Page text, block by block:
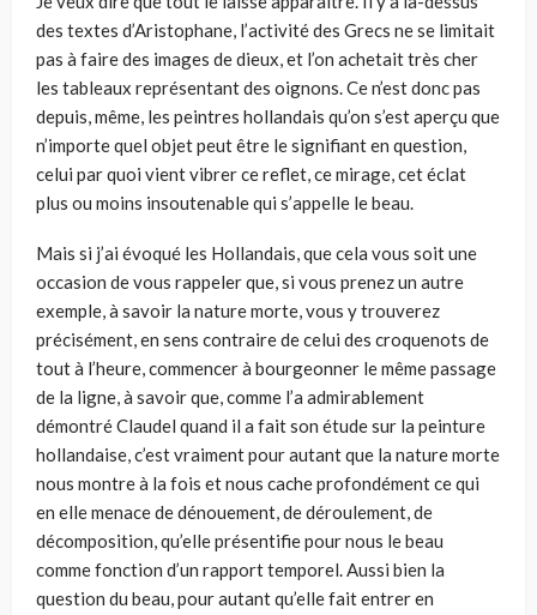
des textes d’Aristophane, l’activité des Grecs ne se limitait
pas à faire des images de dieux, et l’on achetait très cher
les tableaux représentant des oignons. Ce n’est donc pas
depuis, même, les peintres hollandais qu’on s’est aperçu que
n’importe quel objet peut être le signifiant en question,
celui par quoi vient vibrer ce reflet, ce mirage, cet éclat
plus ou moins insoutenable qui s’appelle le beau.
Mais si j’ai évoqué les Hollandais, que cela vous soit une
occasion de vous rappeler que, si vous prenez un autre
exemple, à savoir la nature morte, vous y trouverez
précisément, en sens contraire de celui des cro­quenots de
tout à l’heure, commencer à bourgeonner le même passage
de la ligne, à savoir que, comme l’a admirablement
démontré Claudel quand il a fait son étude sur la peinture
hollandaise, c’est vraiment pour autant que la nature morte
nous montre à la fois et nous cache profondément ce qui
en elle menace de dénouement, de déroulement, de
décomposition, qu’elle présentifie pour nous le beau
comme fonction d’un rapport tem­porel. Aussi bien la
question du beau, pour autant qu’elle fait entrer en